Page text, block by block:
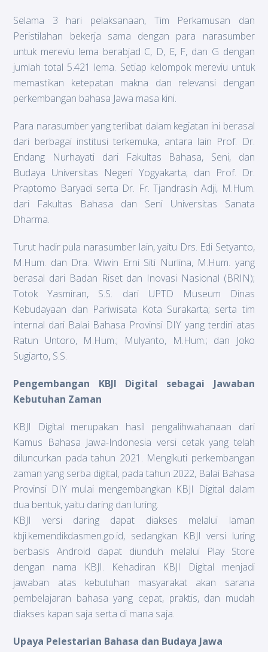
Selama 3 hari pelaksanaan, Tim Perkamusan dan
Peristilahan bekerja sama dengan para narasumber
untuk mereviu lema berabjad C, D, E, F, dan G dengan
jumlah total 5.421 lema. Setiap kelompok mereviu untuk
memastikan ketepatan makna dan relevansi dengan
perkembangan bahasa Jawa masa kini.
Para narasumber yang terlibat dalam kegiatan ini berasal
dari berbagai institusi terkemuka, antara lain Prof. Dr.
Endang Nurhayati dari Fakultas Bahasa, Seni, dan
Budaya Universitas Negeri Yogyakarta; dan Prof. Dr.
Praptomo Baryadi serta Dr. Fr. Tjandrasih Adji, M.Hum.
dari Fakultas Bahasa dan Seni Universitas Sanata
Dharma.
Turut hadir pula narasumber lain, yaitu Drs. Edi Setyanto,
M.Hum. dan Dra. Wiwin Erni Siti Nurlina, M.Hum. yang
berasal dari Badan Riset dan Inovasi Nasional (BRIN);
Totok Yasmiran, S.S. dari UPTD Museum Dinas
Kebudayaan dan Pariwisata Kota Surakarta; serta tim
internal dari Balai Bahasa Provinsi DIY yang terdiri atas
Ratun Untoro, M.Hum.; Mulyanto, M.Hum.; dan Joko
Sugiarto, S.S.
Pengembangan KBJI Digital sebagai Jawaban
Kebutuhan Zaman
KBJI Digital merupakan hasil pengalihwahanaan dari
Kamus Bahasa Jawa-Indonesia versi cetak yang telah
diluncurkan pada tahun 2021. Mengikuti perkembangan
zaman yang serba digital, pada tahun 2022, Balai Bahasa
Provinsi DIY mulai mengembangkan KBJI Digital dalam
dua bentuk, yaitu daring dan luring.
KBJI versi daring dapat diakses melalui laman
kbji.kemendikdasmen.go.id, sedangkan KBJI versi luring
berbasis Android dapat diunduh melalui Play Store
dengan nama KBJI. Kehadiran KBJI Digital menjadi
jawaban atas kebutuhan masyarakat akan sarana
pembelajaran bahasa yang cepat, praktis, dan mudah
diakses kapan saja serta di mana saja.
Upaya Pelestarian Bahasa dan Budaya Jawa